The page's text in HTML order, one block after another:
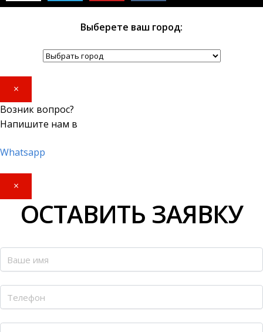
Выберете ваш город:
×
Возник вопрос?
Напишите нам в
Whatsapp
×
ОСТАВИТЬ ЗАЯВКУ